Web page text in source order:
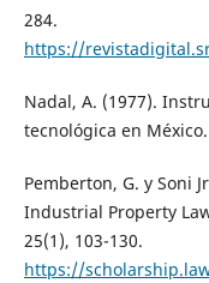
284.
https://
Nadal, A. (1977).
tecnológica en
Pemberton, G. y Soni
Industrial Property
25(1), 103-130.
https://